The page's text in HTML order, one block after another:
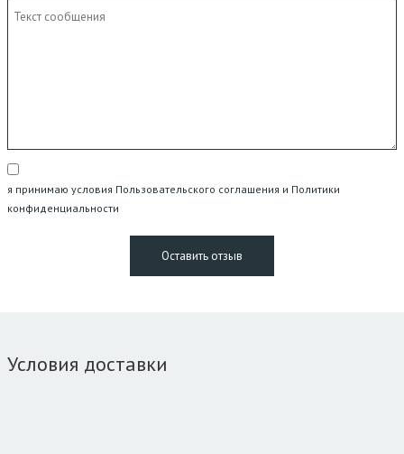
я принимаю условия Пользовательского соглашения и Политики
конфиденциальности
Условия доставки